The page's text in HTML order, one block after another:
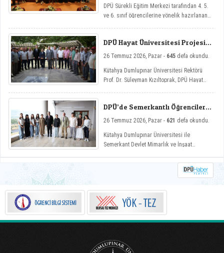
DPÜ Sürekli Eğitim Merkezi tarafından 4. 5.
ve 6. sınıf öğrencilerine yönelik hazırlanan
değerlendirmelerini amaçlayan DPÜ Çocuk
Yaz Atölyeleri programı, düzenlenen açılış
DPÜ Hayat Üniversitesi Projesi
26 Temmuz 2026, Pazar - 645 defa okundu.
Kütahya Dumlupınar Üniversitesi Rektörü
Prof. Dr. Süleyman Kızıltoprak, DPÜ Hayat
katılarak vatandaşlarla buluştu.
DPÜ’de Semerkantlı Öğrencilere
26 Temmuz 2026, Pazar - 621 defa okundu.
Kütahya Dumlupınar Üniversitesi ile
Semerkant Devlet Mimarlık ve İnşaat
geçirilen iş birliği kapsamında misafir
öğrenciler yaz okulunda ağırlanıyor.